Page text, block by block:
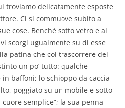
troviamo delicatamente esposte
Ci si commuove subito a
cose. Benché sotto vetro e al
scorgi ugualmente su di esse
patina che col trascorrere dei
un po’ tutto: qualche
baffoni; lo schioppo da caccia
poggiato su un mobile e sotto
semplice”; la sua penna